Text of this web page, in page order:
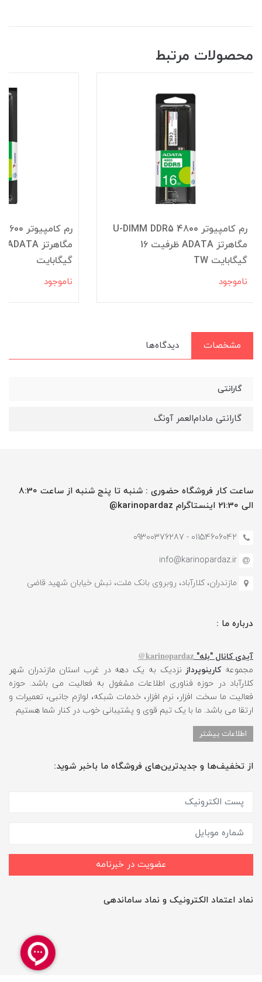
محصولات مرتبط
رم کامپیوتر 4800 U-DIMM DDR5
مگاهرتز ADATA ظرفیت 16
گیگابایت TW
ناموجود
گیگابایت
ناموجود
مشخصات دیدگاه‌ها
گارانتی
گارانتی مادام‌العمر آونگ
ساعت کار فروشگاه حضوری : شنبه تا پنج شنبه از ساعت 8:30
الی 21:30 اینستاگرام karinopardaz@
01154606042 - 09300376287
info@karinopardaz.ir
مازندران، کلارآباد، روبروی بانک ملت، نبش خیابان شهید قاضی
درباره ما :
آیدی کانال "بله" karinopardaz@
مجموعهکارینوپرداز نزدیک به یک دهه در غرب استان مازندران شهر
کلارآباد در حوزه فناوری اطلاعات مشغول به فعالیت می باشد. حوزه
فعالیت ما سخت افزار، نرم افزار، خدمات شبکه، لوازم جانبی، تعمیرات و
ارتقا می باشد. ما با یک تیم قوی و پشتیبانی خوب در کنار شما هستیم.
اطلاعات بیشتر
از تخفیف‌ها و جدیدترین‌های فروشگاه ما باخبر شوید:
عضویت در خبرنامه
نماد اعتماد الکترونیک و نماد ساماندهی